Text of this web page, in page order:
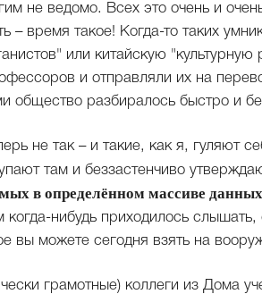
не ведомо. Всех это очень и
– время такое! Когда-то таких
или китайскую
и отправляли их на
общество разбиралось быстро и
не так – и такие, как я, гуляют
там и беззастенчиво
в определённом массиве
когда-нибудь приходилось
вы можете сегодня взять на
грамотные) коллеги из Дома